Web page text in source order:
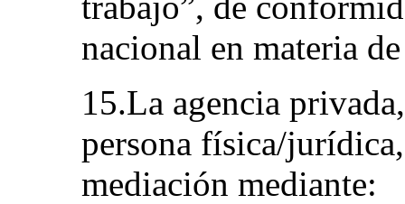
nacional en materia
15.La agencia
persona física/
mediación mediante: